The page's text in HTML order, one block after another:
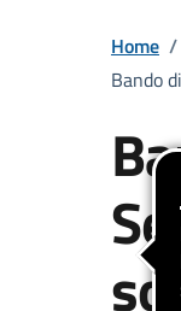
Home /
Bando